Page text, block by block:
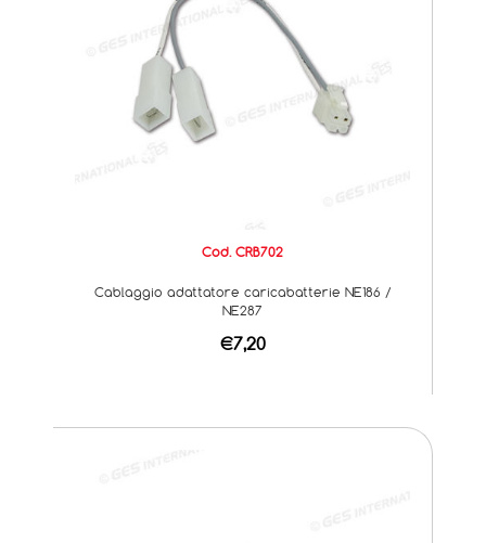
Cod. CRB702
Cablaggio adattatore caricabatterie NE186 /
NE287
€7,20